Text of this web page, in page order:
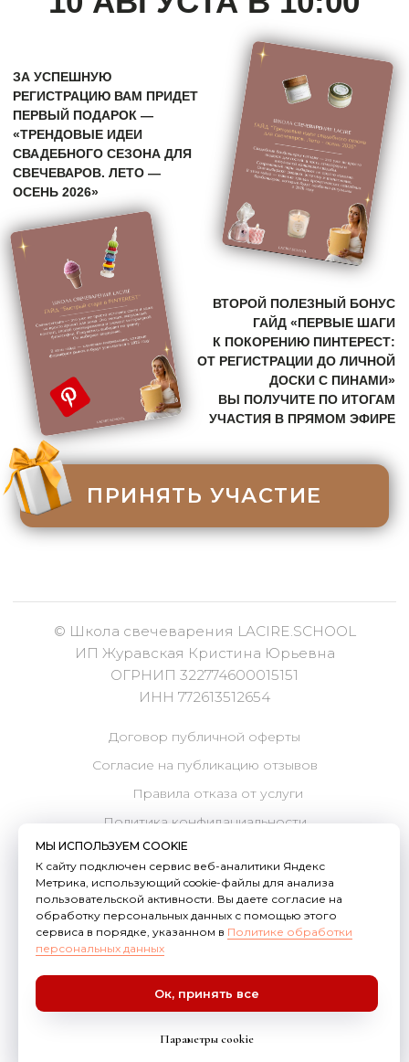
МЫ ИСПОЛЬЗУЕМ COOKIE
К сайту подключен сервис веб-аналитики Яндекс
Метрика, использующий cookie-файлы для анализа
пользовательской активности. Вы даете согласие на
обработку персональных данных с помощью этого
сервиса в порядке, указанном в Политике обработки
персональных данных
Ок, принять все
Параметры cookie